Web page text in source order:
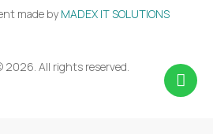
made byMADEX IT SOLUTIONS
2026. All rights reserved.